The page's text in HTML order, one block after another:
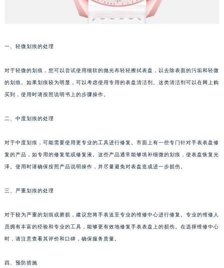
一、轻微划痕的处理
对于轻微的划痕，您可以尝试使用细软的抛光布轻轻擦拭表盘，以去除表面的污垢和轻微
的划痕。如果划痕较为明显，可以考虑使用专用的表盘清洁剂。这类清洁剂可以在网上购
买到，使用时请按照说明书上的步骤操作。
二、中度划痕的处理
对于中度划痕，可能需要使用更专业的工具进行修复。市面上有一些专门针对手表表盘修
复的产品，如专用的修复笔或修复液。这些产品通常能够填补细微的划痕，使表盘恢复光
泽。使用时请确保按照产品说明操作，并尽量避免对表盘造成进一步损伤。
三、严重划痕的处理
对于较为严重的划痕或磨损，建议您将手表送至专业的维修中心进行修复。专业的维修人
员拥有丰富的经验和专业的工具，能够更有效地修复手表表盘上的损伤。在选择维修中心
时，请注意查看其评价和口碑，确保服务质量。
四、预防措施